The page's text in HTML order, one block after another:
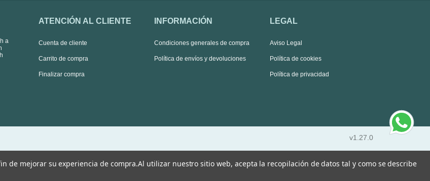
a
ATENCIÓN AL CLIENTE
Cuenta de cliente
Carrito de compra
Finalizar compra
INFORMACIÓN
Condiciones generales de compra
Política de envíos y devoluciones
LEGAL
Aviso Legal
Política de cookies
Política de privacidad
v1.27.0
de mejorar su experiencia de compra.Al utilizar nuestro sitio web, acepta la recopilación de datos tal y como se describe